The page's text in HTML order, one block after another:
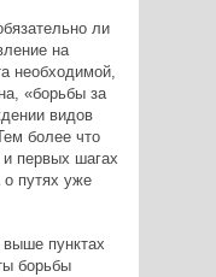
ли
на
необходимой,
«борьбы за
видов
более что
первых шагах
путях уже
пунктах
борьбы